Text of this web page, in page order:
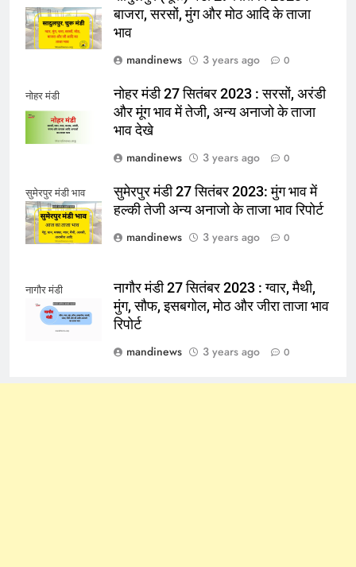
बाजरा, सरसों, मुंग और मोठ आदि के ताजा
भाव
mandinews
3 years ago 0
नोहर मंडी
नोहर मंडी 27 सितंबर 2023 : सरसों, अरंडी
और मूंग भाव में तेजी, अन्य अनाजो के ताजा
भाव देखे
mandinews
3 years ago 0
सुमेरपुर मंडी भाव
सुमेरपुर मंडी 27 सितंबर 2023: मुंग भाव में
हल्की तेजी अन्य अनाजो के ताजा भाव रिपोर्ट
mandinews
3 years ago 0
नागौर मंडी
नागौर मंडी 27 सितंबर 2023 : ग्वार, मैथी,
मुंग, सौफ, इसबगोल, मोठ और जीरा ताजा भाव
रिपोर्ट
mandinews
3 years ago 0